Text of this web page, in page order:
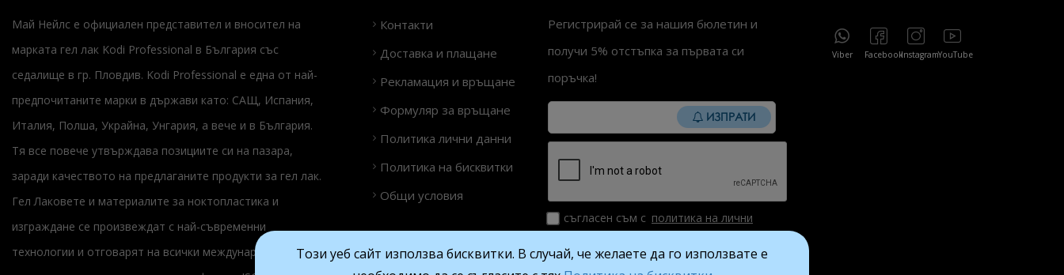
Май Нейлс е официален представител и вносител на
марката гел лак Kodi Professional в България със
седалище в гр. Пловдив. Kodi Professional е една от най-
предпочитаните марки в държави като: САЩ, Испания,
Италия, Полша, Украйна, Унгария, а вече и в България.
Тя все повече утвърждава позициите си на пазара,
заради качеството на предлаганите продукти за гел лак.
Гел Лаковете и материалите за ноктопластика и
изграждане се произвеждат с най-съвременни
технологии и отговарят на всички международни
Контакти
Доставка и плащане
Рекламация и връщане
Формуляр за връщане
Политика лични данни
Политика на бисквитки
Общи условия
Регистрирай се за нашия бюлетин и
получи 5% отстъпка за първата си
поръчка!
ИЗПРАТИ
съгласен съм с политика на лични
Viber FacebookInstagramYouTube
Този уеб сайт използва бисквитки. В случай, че желаете да го използвате е